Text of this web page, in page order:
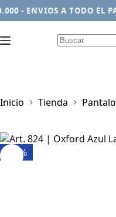
- ENVIOS A TODO EL
Inicio Tienda
-22%